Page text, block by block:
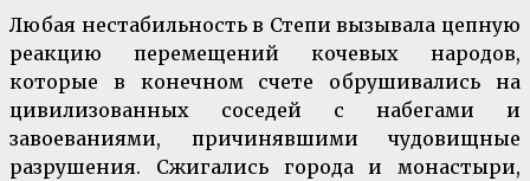
Любая нестабильность в Степи вызывала цепную
реакцию перемещений кочевых народов,
которые в конечном счете обрушивались на
цивилизованных соседей с набегами и
завоеваниями, причинявшими чудовищные
разрушения. Сжигались города и монастыри,